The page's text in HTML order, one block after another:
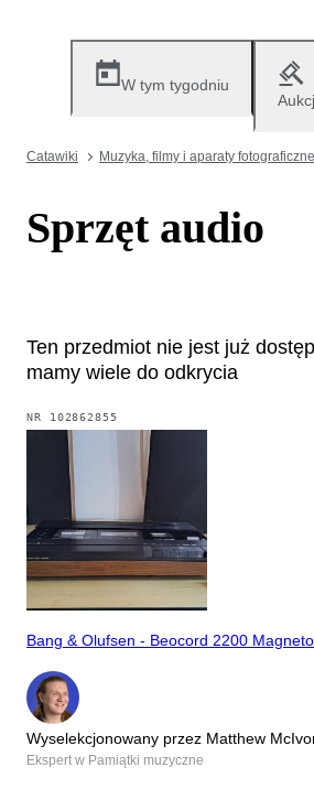
W tym tygodniu
Catawiki Muzyka, filmy i aparaty fotograficzne
Sprzęt audio
Ten przedmiot nie jest już
mamy wiele do odkrycia
NR 102862855
Bang & Olufsen - Beocord 2200
Wyselekcjonowany przez Matthew
Ekspert w Pamiątki muzyczne